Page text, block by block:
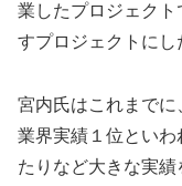
業したプロジェク
すプロジェクトにし
宮内氏はこれまで
業界実績１位とい
たりなど大きな実